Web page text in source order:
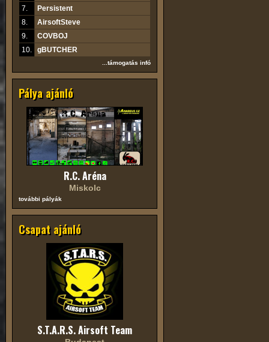
7.
Persistent
8.
AirsoftSteve
9.
COVBOJ
10.
gBUTCHER
...támogatás infó
Pálya ajánló
R.C. Aréna
Miskolc
további pályák
Csapat ajánló
S.T.A.R.S. Airsoft Team